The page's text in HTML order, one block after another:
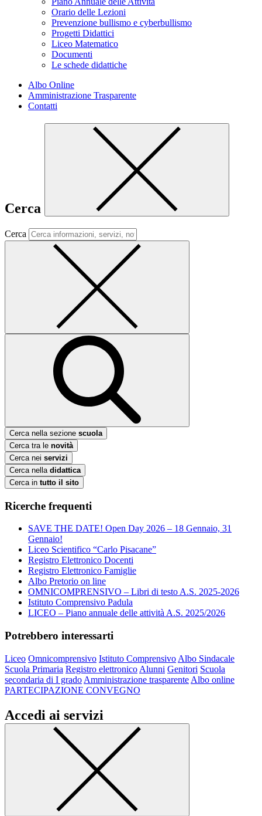
Orario delle Lezioni
Prevenzione bullismo e cyberbullismo
Progetti Didattici
Liceo Matematico
Documenti
Le schede didattiche
Albo Online
Amministrazione Trasparente
Contatti
Cerca
Cerca
Cerca nella sezione scuola
Cerca tra le novità
Cerca nei servizi
Cerca nella didattica
Cerca in tutto il sito
Ricerche frequenti
SAVE THE DATE! Open Day 2026 – 18 Gennaio, 31
Gennaio!
Liceo Scientifico “Carlo Pisacane”
Registro Elettronico Docenti
Registro Elettronico Famiglie
Albo Pretorio on line
OMNICOMPRENSIVO – Libri di testo A.S. 2025-2026
Istituto Comprensivo Padula
LICEO – Piano annuale delle attività A.S. 2025/2026
Potrebbero interessarti
Liceo Omnicomprensivo Istituto Comprensivo Albo Sindacale
Scuola Primaria Registro elettronico Alunni Genitori Scuola
secondaria di I grado Amministrazione trasparente Albo online
PARTECIPAZIONE CONVEGNO
Accedi ai servizi